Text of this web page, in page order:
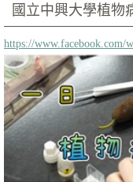
國立中興大學植物
https://www.facebook.com/